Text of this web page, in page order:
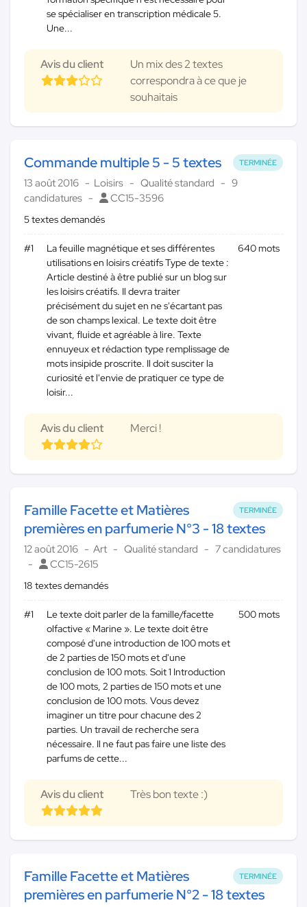
se spécialiser en transcription médicale 5.
Une...
Avis du client
Un mix des 2 textes
correspondra à ce que je
souhaitais
TERMINÉE
Commande multiple 5 - 5 textes
13 août 2016 Loisirs Qualité standard
9
candidatures
CC15-3596
5 textes demandés
#1
La feuille magnétique et ses différentes
utilisations en loisirs créatifs Type de texte :
Article destiné à être publié sur un blog sur
les loisirs créatifs. Il devra traiter
précisément du sujet en ne s'écartant pas
de son champs lexical. Le texte doit être
vivant, fluide et agréable à lire. Texte
ennuyeux et rédaction type remplissage de
mots insipide proscrite. Il doit susciter la
curiosité et l'envie de pratiquer ce type de
loisir...
640 mots
Avis du client Merci !
TERMINÉE
Famille Facette et Matières
premières en parfumerie N°3 - 18 textes
12 août 2016 Art Qualité standard
7 candidatures
CC15-2615
18 textes demandés
#1
Le texte doit parler de la famille/facette
olfactive « Marine ». Le texte doit être
composé d'une introduction de 100 mots et
de 2 parties de 150 mots et d'une
conclusion de 100 mots. Soit 1 Introduction
de 100 mots, 2 parties de 150 mots et une
conclusion de 100 mots. Vous devez
imaginer un titre pour chacune des 2
parties. Un travail de recherche sera
nécessaire. Il ne faut pas faire une liste des
parfums de cette...
500 mots
Avis du client Très bon texte :)
TERMINÉE
Famille Facette et Matières
premières en parfumerie N°2 - 18 textes